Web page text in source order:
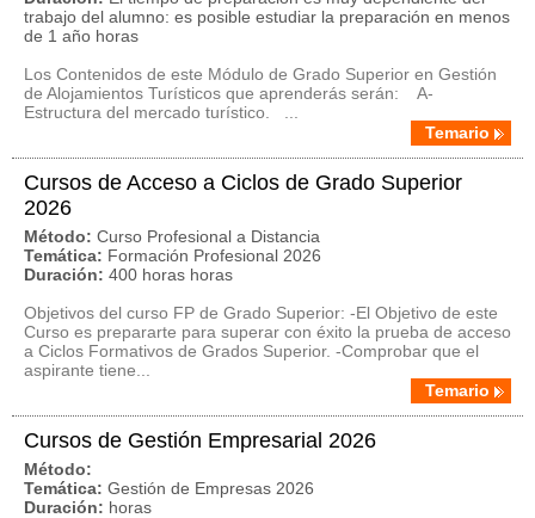
trabajo del alumno: es posible estudiar la preparación en menos
de 1 año horas
Los Contenidos de este Módulo de Grado Superior en Gestión
de Alojamientos Turísticos que aprenderás serán: A-
Estructura del mercado turístico. ...
Temario
Cursos de Acceso a Ciclos de Grado Superior
2026
Método: Curso Profesional a Distancia
Temática: Formación Profesional 2026
Duración: 400 horas horas
Objetivos del curso FP de Grado Superior: -El Objetivo de este
Curso es prepararte para superar con éxito la prueba de acceso
a Ciclos Formativos de Grados Superior. -Comprobar que el
aspirante tiene...
Temario
Cursos de Gestión Empresarial 2026
Método:
Temática: Gestión de Empresas 2026
Duración: horas